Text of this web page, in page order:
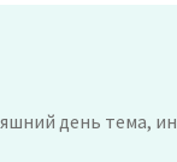
день тема,